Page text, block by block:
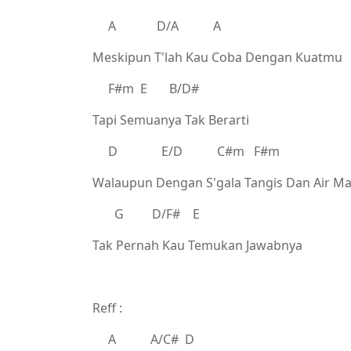
A D/A A
Meskipun T'lah Kau Coba Dengan Kuatmu
F#m E B/D#
Tapi Semuanya Tak Berarti
D E/D C#m F#m
Walaupun Dengan S'gala Tangis Dan Air
G D/F# E
Tak Pernah Kau Temukan Jawabnya
Reff :
A A/C# D